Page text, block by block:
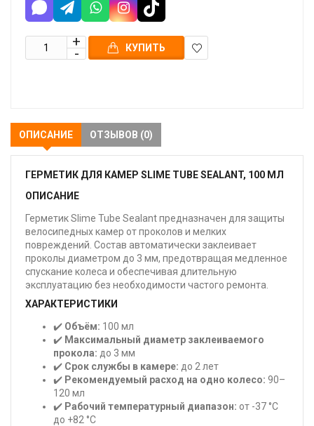
КУПИТЬ
ОПИСАНИЕ ОТЗЫВОВ (0)
ГЕРМЕТИК ДЛЯ КАМЕР SLIME TUBE SEALANT, 100 МЛ
ОПИСАНИЕ
Герметик Slime Tube Sealant предназначен для защиты
велосипедных камер от проколов и мелких
повреждений. Состав автоматически заклеивает
проколы диаметром до 3 мм, предотвращая медленное
спускание колеса и обеспечивая длительную
эксплуатацию без необходимости частого ремонта.
ХАРАКТЕРИСТИКИ
✔️ Объём: 100 мл
✔️ Максимальный диаметр заклеиваемого
прокола: до 3 мм
✔️ Срок службы в камере: до 2 лет
✔️ Рекомендуемый расход на одно колесо: 90–
120 мл
✔️ Рабочий температурный диапазон: от -37 °C
до +82 °C